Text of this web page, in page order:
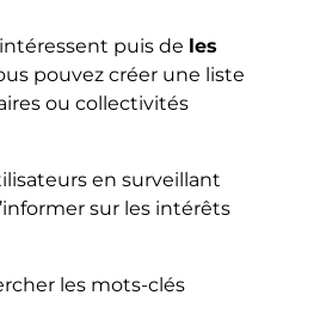
puis de les
pouvez créer une liste
ou collectivités
en surveillant
sur les intérêts
les mots-clés